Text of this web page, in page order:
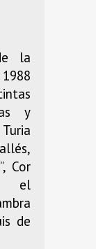
la
y
Cor
el
de